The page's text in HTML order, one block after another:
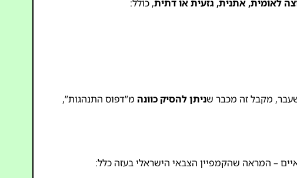
לאומית, אתנית, גזעית או דתית, כולל:
ניתן להסיק כוונה מ”דפוס התנהגות”,
– המראה שהקמפיין הצבאי הישראלי בעזה כלל: